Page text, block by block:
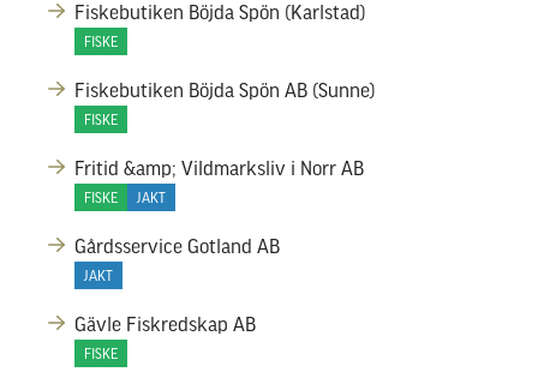
Fiskebutiken Böjda Spön (Karlstad)
FISKE
Fiskebutiken Böjda Spön AB (Sunne)
FISKE
Fritid &amp; Vildmarksliv i Norr AB
FISKE JAKT
Gårdsservice Gotland AB
JAKT
Gävle Fiskredskap AB
FISKE